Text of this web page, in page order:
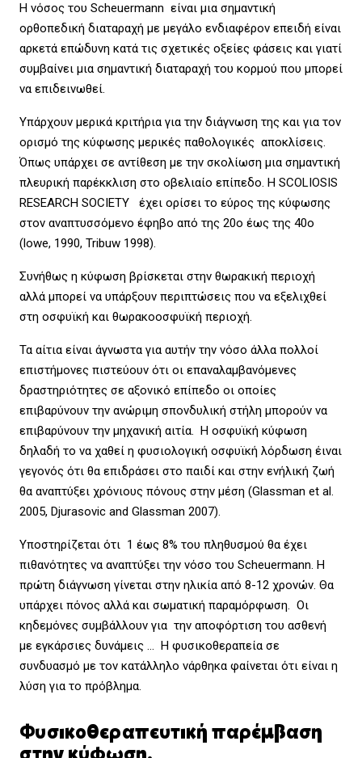
Η νόσος του Scheuermann είναι μια σημαντική
ορθοπεδική διαταραχή με μεγάλο ενδιαφέρον επειδή είναι
αρκετά επώδυνη κατά τις σχετικές οξείες φάσεις και γιατί
συμβαίνει μια σημαντική διαταραχή του κορμού που μπορεί
να επιδεινωθεί.
Υπάρχουν μερικά κριτήρια για την διάγνωση της και για τον
ορισμό της κύφωσης μερικές παθολογικές αποκλίσεις.
Όπως υπάρχει σε αντίθεση με την σκολίωση μια σημαντική
πλευρική παρέκκλιση στο οβελιαίο επίπεδο. Η SCOLIOSIS
RESEARCH SOCIETY έχει ορίσει το εύρος της κύφωσης
στον αναπτυσσόμενο έφηβο από της 20ο έως της 40ο
(lowe, 1990, Tribuw 1998).
Συνήθως η κύφωση βρίσκεται στην θωρακική περιοχή
αλλά μπορεί να υπάρξουν περιπτώσεις που να εξελιχθεί
στη οσφυϊκή και θωρακοοσφυϊκή περιοχή.
Τα αίτια είναι άγνωστα για αυτήν την νόσο άλλα πολλοί
επιστήμονες πιστεύουν ότι οι επαναλαμβανόμενες
δραστηριότητες σε αξονικό επίπεδο οι οποίες
επιβαρύνουν την ανώριμη σπονδυλική στήλη μπορούν να
επιβαρύνουν την μηχανική αιτία. Η οσφυϊκή κύφωση
δηλαδή το να χαθεί η φυσιολογική οσφυϊκή λόρδωση έιναι
γεγονός ότι θα επιδράσει στο παιδί και στην ενήλική ζωή
θα αναπτύξει χρόνιους πόνους στην μέση (Glassman et al.
2005, Djurasovic and Glassman 2007).
Υποστηρίζεται ότι 1 έως 8% του πληθυσμού θα έχει
πιθανότητες να αναπτύξει την νόσο του Scheuermann. Η
πρώτη διάγνωση γίνεται στην ηλικία από 8-12 χρονών. Θα
υπάρχει πόνος αλλά και σωματική παραμόρφωση. Οι
κηδεμόνες συμβάλλουν για την αποφόρτιση του ασθενή
με εγκάρσιες δυνάμεις … Η φυσικοθεραπεία σε
συνδυασμό με τον κατάλληλο νάρθηκα φαίνεται ότι είναι η
λύση για το πρόβλημα.
Φυσικοθεραπευτική παρέμβαση